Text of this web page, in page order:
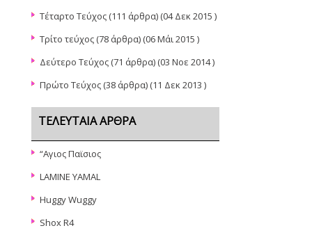
Τέταρτο Τεύχος (111 άρθρα) (04 Δεκ 2015 )
Τρίτο τεύχος (78 άρθρα) (06 Μάι 2015 )
Δεύτερο Τεύχος (71 άρθρα) (03 Νοε 2014 )
Πρώτο Τεύχος (38 άρθρα) (11 Δεκ 2013 )
ΤΕΛΕΥΤΑΊΑ ΆΡΘΡΑ
“Αγιος Παϊσιος
LAMINE YAMAL
Huggy Wuggy
Shox R4